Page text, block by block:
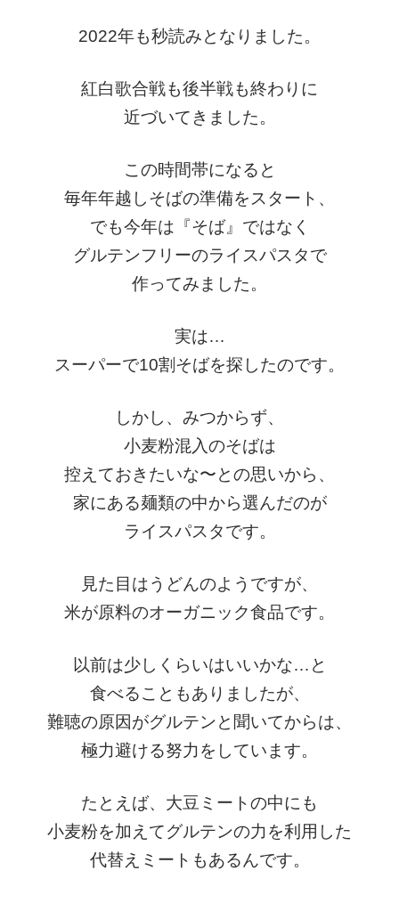
2022年も秒読みとなりました。
紅白歌合戦も後半戦も終わりに
近づいてきました。
この時間帯になると
毎年年越しそばの準備をスタート、
でも今年は『そば』ではなく
グルテンフリーのライスパスタで
作ってみました。
実は…
スーパーで10割そばを探したのです。
しかし、みつからず、
小麦粉混入のそばは
控えておきたいな〜との思いから、
家にある麺類の中から選んだのが
ライスパスタです。
見た目はうどんのようですが、
米が原料のオーガニック食品です。
以前は少しくらいはいいかな…と
食べることもありましたが、
難聴の原因がグルテンと聞いてからは、
極力避ける努力をしています。
たとえば、大豆ミートの中にも
小麦粉を加えてグルテンの力を利用した
代替えミートもあるんです。